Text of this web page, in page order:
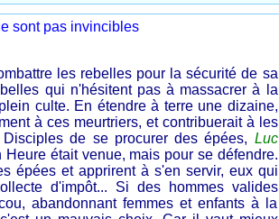
sont pas invincibles
les rebelles pour la sécurité de sa
qui n'hésitent pas à massacrer à la
culte. En étendre à terre une dizaine,
à ces meurtriers, et contribuerait à les
de se procurer des épées, Luc
était venue, mais pour se défendre.
épées et apprirent à s'en servir, eux qui
d'impôt... Si des hommes valides
abandonnant femmes et enfants à la